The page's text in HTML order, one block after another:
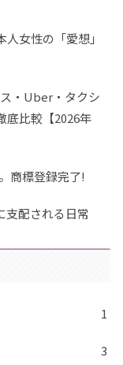
女性の「愛想」
・Uber・タクシ
底比較【2026年
商標登録完了!
配される日常
1
3